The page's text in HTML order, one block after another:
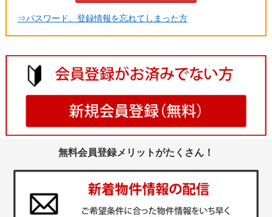
⇒パスワード、登録情報を忘れてしまった方
無料会員登録メリットがたくさん！